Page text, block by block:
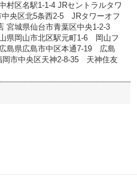
村区名駅1-1-4 JRセントラルタワ
央区北5条西2-5 JRタワーオフ
宮城県仙台市青葉区中央1-2-3
県岡山市北区駅元町1-6 岡山フ
島県広島市中区本通7-19 広島
岡市中央区天神2-8-35 天神住友